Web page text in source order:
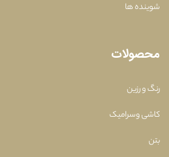
شوینده ها
محصولات
رنگ و رزین
کاشی وسرامیک
بتن